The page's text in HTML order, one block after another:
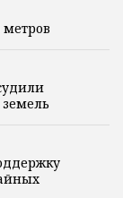
метров